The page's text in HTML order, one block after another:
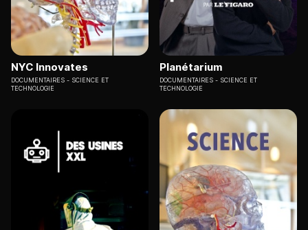
NYC Innovates
DOCUMENTAIRES
SCIENCE ET
TECHNOLOGIE
Planétarium
DOCUMENTAIRES
SCIENCE ET
TECHNOLOGIE